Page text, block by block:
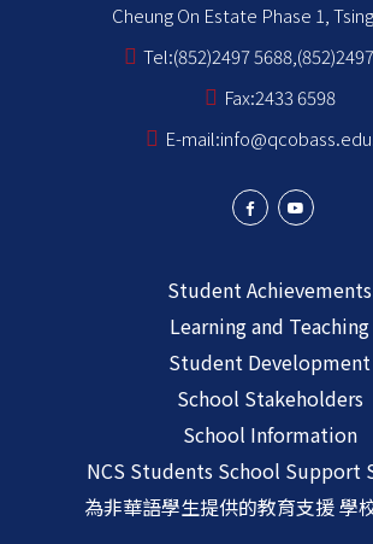
Cheung On Estate Phase 1, Tsing
Tel:(852)2497
Fax:2433 6598
E-mail:
Student Achievements
Learning and Teaching
Student Development
School Stakeholders
School Information
NCS Students School Support
為非華語學生提供的教育支援 學